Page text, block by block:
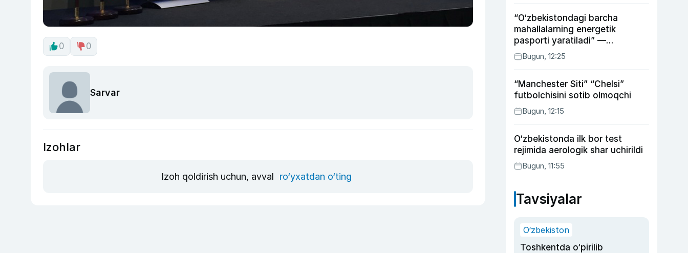
0 0
Sarvar
Izohlar
Izoh qoldirish uchun, avval ro‘yxatdan o‘ting
“O‘zbekistondagi barcha
mahallalarning energetik
pasporti yaratiladi” —
energetika vaziri
Bugun, 12:25
“Manchester Siti” “Chelsi”
futbolchisini sotib olmoqchi
Bugun, 12:15
O‘zbekistonda ilk bor test
rejimida aerologik shar uchirildi
Bugun, 11:55
Tavsiyalar
O‘zbekiston
Toshkentda o‘pirilib